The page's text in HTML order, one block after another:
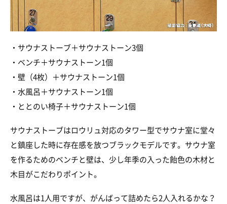
・サウナストーブ＋サウナストーン3個
・ベンチ＋サウナストーン1個
・壁（4枚）＋サウナストーン1個
・水風呂＋サウナストーン1個
・ととのい椅子＋サウナストーン1個
サウナストーブはロウリュ対応のタワー型でサウナ室に堂々
と鎮座した時に存在感を放つブラックモデルです。サウナ室
を作るためのベンチと壁は、少し年季の入った飴色の木材と
木目がこだわりポイント。
水風呂は1人用ですが、がんばって詰めたら2人入れるかな？